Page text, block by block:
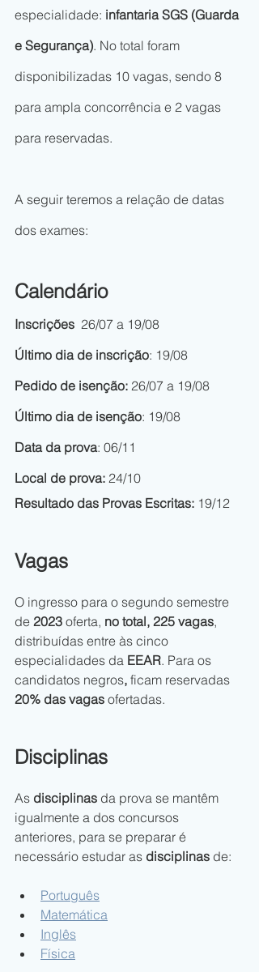
especialidade: infantaria SGS (Guarda
e Segurança). No total foram
disponibilizadas 10 vagas, sendo 8
para ampla concorrência e 2 vagas
para reservadas.
A seguir teremos a relação de datas
dos exames:
Calendário
Inscrições 26/07 a 19/08
Último dia de inscrição: 19/08
Pedido de isenção: 26/07 a 19/08
Último dia de isenção: 19/08
Data da prova: 06/11
Local de prova: 24/10
Resultado das Provas Escritas: 19/12
Vagas
O ingresso para o segundo semestre
de 2023 oferta, no total, 225 vagas,
distribuídas entre às cinco
especialidades da EEAR. Para os
candidatos negros, ficam reservadas
20% das vagas ofertadas.
Disciplinas
As disciplinas da prova se mantêm
igualmente a dos concursos
anteriores, para se preparar é
necessário estudar as disciplinas de:
Português
Matemática
Inglês
Física